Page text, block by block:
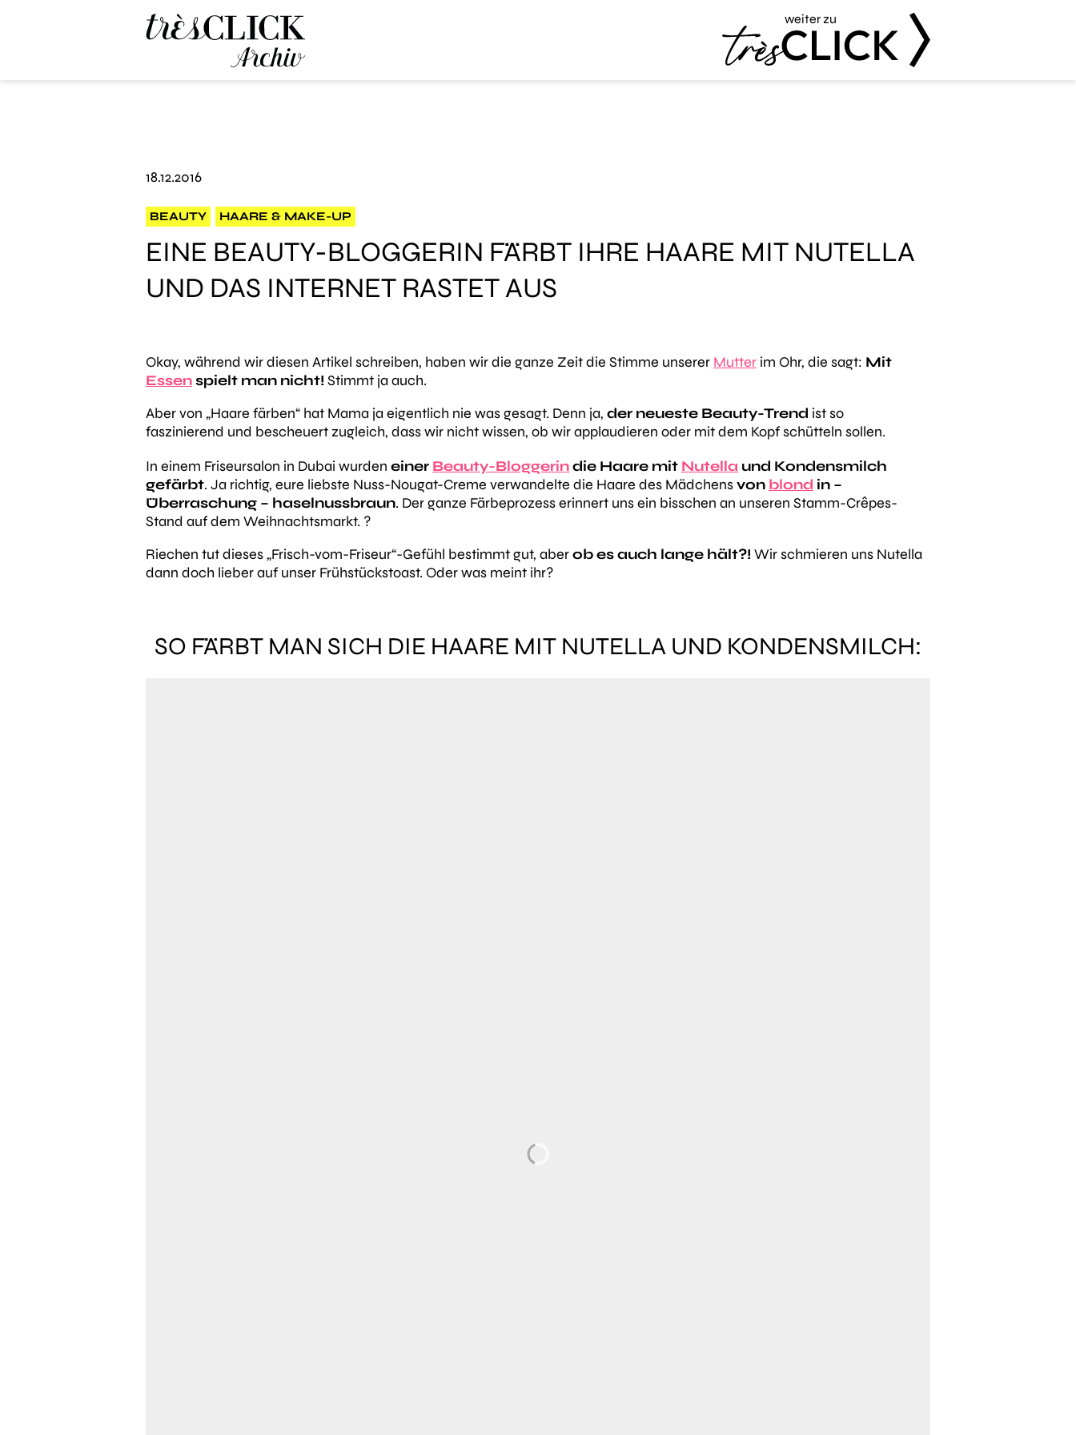
weiter zu
18.12.2016
BEAUTY HAARE & MAKE-UP
EINE BEAUTY-BLOGGERIN FÄRBT IHRE HAARE MIT NUTELLA
UND DAS INTERNET RASTET AUS
Okay, während wir diesen Artikel schreiben, haben wir die ganze Zeit die Stimme unserer Mutter im Ohr, die sagt: Mit
Essenspielt man nicht!Stimmt ja auch.
Aber von „Haare färben“ hat Mama ja eigentlich nie was gesagt. Denn ja, der neueste Beauty-Trend ist so
faszinierend und bescheuert zugleich, dass wir nicht wissen, ob wir applaudieren oder mit dem Kopf schütteln sollen.
In einem Friseursalon in Dubai wurden einer Beauty-Bloggerindie Haare mit Nutella und Kondensmilch
gefärbt. Ja richtig, eure liebste Nuss-Nougat-Creme verwandelte die Haare des Mädchensvon blond in –
Überraschung – haselnussbraun. Der ganze Färbeprozess erinnert uns ein bisschen an unseren Stamm-Crêpes-
Stand auf dem Weihnachtsmarkt. ?
Riechen tut dieses „Frisch-vom-Friseur“-Gefühl bestimmt gut, aberob es auch lange hält?!Wir schmieren uns Nutella
dann doch lieber auf unser Frühstückstoast. Oder was meint ihr?
SO FÄRBT MAN SICH DIE HAARE MIT NUTELLA UND KONDENSMILCH: